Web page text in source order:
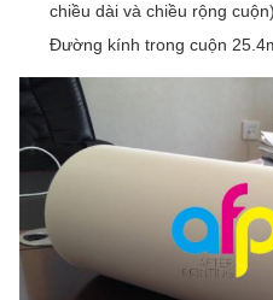
chiều dài và chiều rộng cuộn)
Đường kính trong cuộn